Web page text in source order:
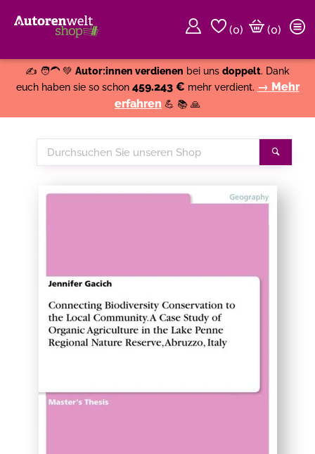
(0)
(0)
✍️ 🧑‍🦱 💚 Autor:innen verdienen bei uns doppelt. Dank
euch haben sie so schon 459.243 € mehr verdient. → Mehr
erfahren 💪 📚 🙏
Durchsuchen
Sie
Shop